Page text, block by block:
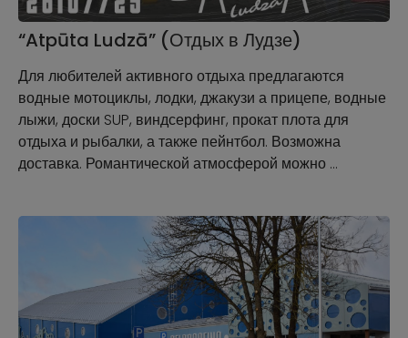
“Atpūta Ludzā” (Отдых в Лудзе)
Для любителей активного отдыха предлагаются
водные мотоциклы, лодки, джакузи а прицепе, водные
лыжи, доски SUP, виндсерфинг, прокат плота для
отдыха и рыбалки, а также пейнтбол. Возможна
доставка. Романтической атмосферой можно …